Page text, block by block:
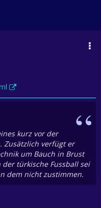
kurz vor der
Zusätzlich verfügt er
um Bauch in Brust
türkische Fussball sei
dem nicht zustimmen.